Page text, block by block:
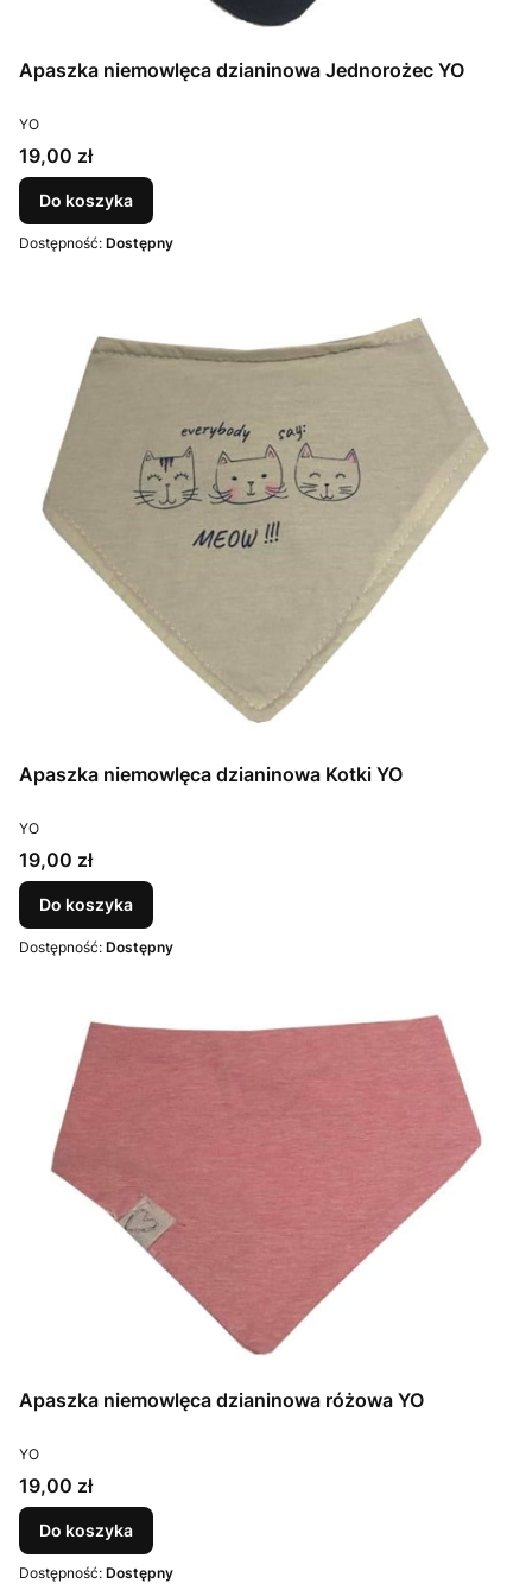
Apaszka niemowlęca dzianinowa Jednorożec YO
PRODUCENT
YO
Cena
19,00 zł
Do koszyka
Dostępność: Dostępny
Apaszka niemowlęca dzianinowa Kotki YO
PRODUCENT
YO
Cena
19,00 zł
Do koszyka
Dostępność: Dostępny
Apaszka niemowlęca dzianinowa różowa YO
PRODUCENT
YO
Cena
19,00 zł
Do koszyka
Dostępność: Dostępny